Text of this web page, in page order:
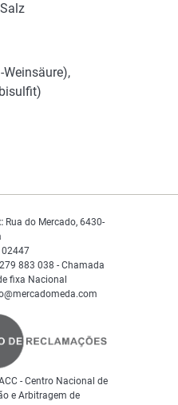
Weinsäure),
Rua do Mercado, 6430-
279 883 038 - Chamada
fixa Nacional
- Centro Nacional de
e Arbitragem de